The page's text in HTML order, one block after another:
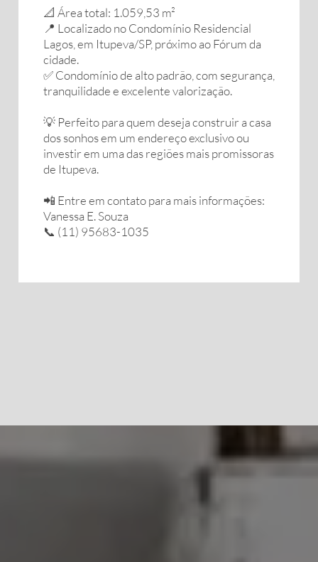
📐 Área total: 1.059,53 m²
📍 Localizado no Condomínio Residencial
Lagos, em Itupeva/SP, próximo ao Fórum da
cidade.
✅ Condomínio de alto padrão, com segurança,
tranquilidade e excelente valorização.
💡 Perfeito para quem deseja construir a casa
dos sonhos em um endereço exclusivo ou
investir em uma das regiões mais promissoras
de Itupeva.
📲 Entre em contato para mais informações:
Vanessa E. Souza
📞 (11) 95683-1035